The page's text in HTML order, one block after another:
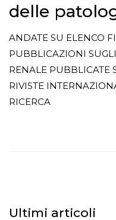
delle
ANDATE SU ELENCO
PUBBLICAZIONI
RENALE PUBBLICATE
RIVISTE
RICERCA
Ultimi articoli